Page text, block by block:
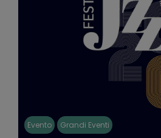
Evento Grandi Eventi